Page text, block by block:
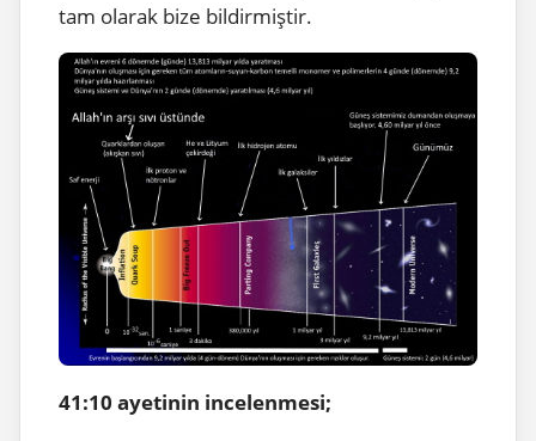
tam olarak bize bildirmiştir.
41:10 ayetinin incelenmesi;